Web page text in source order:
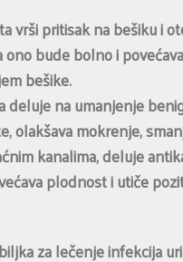
vrši pritisak na bešiku i
ono bude bolno i
bešike.
deluje na umanjenje
olakšava mokrenje,
kanalima, deluje
plodnost i utiče
za lečenje infekcija